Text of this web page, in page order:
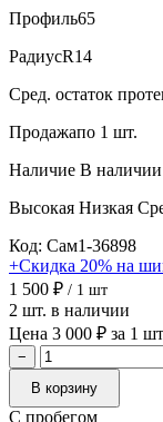
Профиль65
РадиусR14
Сред. остаток
Продажапо 1 шт.
Наличие В
Высокая Низкая
Код: Сам1-36898
+Скидка 20% на
1 500 ₽ / 1 шт
2 шт. в наличии
Цена 3 000 ₽ за 1
−
В корзину
С пробегом